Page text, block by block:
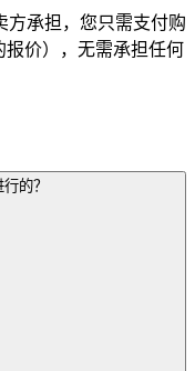
方承担，您只需支付购
报价），无需承担任何
的？